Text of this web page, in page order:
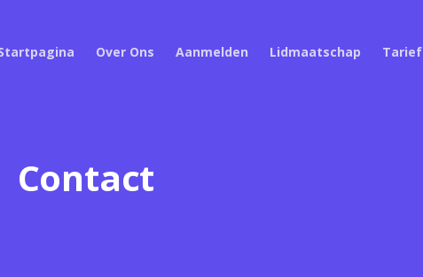
Over Ons Aanmelden Lidmaatschap Tarief
Contact